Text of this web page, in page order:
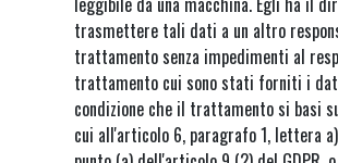
trasmettere tali dati a un altro
trattamento senza impedimenti al
trattamento cui sono stati forniti i
condizione che il trattamento si basi
cui all'articolo 6, paragrafo 1, lettera